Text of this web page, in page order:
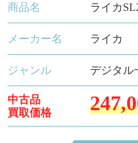
商品名 ライカ
メーカー名 ライカ
ジャンル デジタル
中古品
買取価格